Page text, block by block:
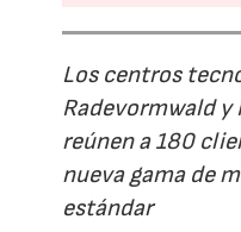
Los centros
Radevormwald
reúnen a 180
nueva gama de
estándar